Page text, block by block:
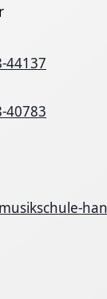
44137
40783